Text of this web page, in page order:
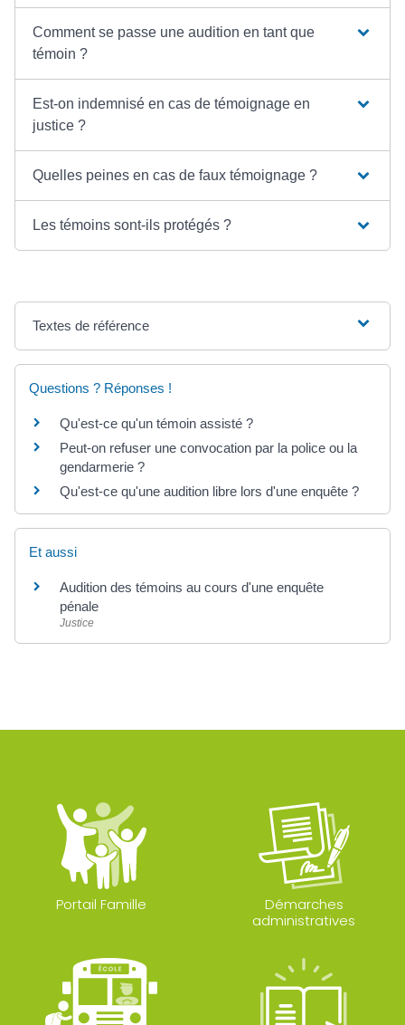
Comment se passe une audition en tant que
témoin ?
Est-on indemnisé en cas de témoignage en
justice ?
Quelles peines en cas de faux témoignage ?
Les témoins sont-ils protégés ?
Textes de référence
Questions ? Réponses !
Qu'est-ce qu'un témoin assisté ?
Peut-on refuser une convocation par la police ou la
gendarmerie ?
Qu'est-ce qu'une audition libre lors d'une enquête ?
Et aussi
Audition des témoins au cours d'une enquête
pénale
Justice
Portail Famille
Démarches
administratives